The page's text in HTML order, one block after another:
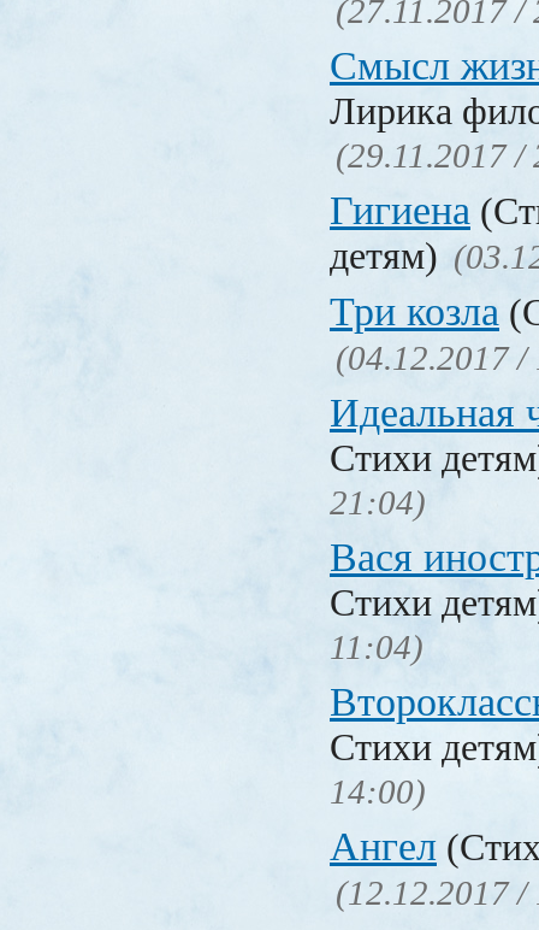
(27.11.2017 /
Смысл
Лирика
(29.11.2017 /
Гигиена
детям)
Три козла
(04.12.2017 /
Идеальная
Стихи
21:04)
Вася
Стихи
11:04)
Стихи
14:00)
Ангел
(12.12.2017 /